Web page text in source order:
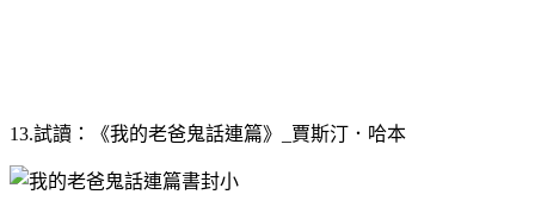
13.試讀：《我的老爸鬼話連篇》_賈斯汀．哈本